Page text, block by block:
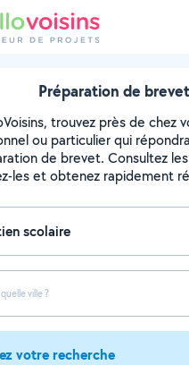
Préparation de brevet
trouvez près de chez
ou particulier qui
de brevet. Consultez
les et obtenez rapidement
scolaire
ville ?
votre recherche